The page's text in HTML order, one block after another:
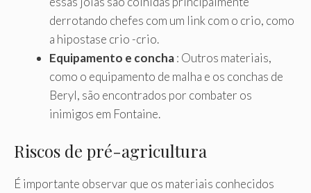
derrotando chefes com um link com o crio, como
a hipostase crio -crio.
Equipamento e concha: Outros materiais,
como o equipamento de malha e os conchas de
Beryl, são encontrados por combater os
inimigos em Fontaine.
Riscos de pré-agricultura
É importante observar que os materiais conhecidos